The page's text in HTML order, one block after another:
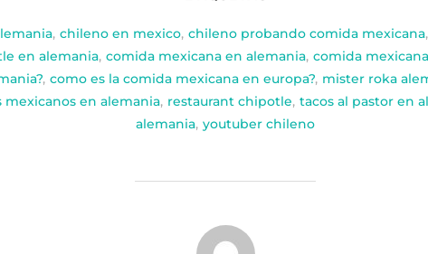
, chileno en mexico, chileno probando comida mexicana,
en alemania, comida mexicana en alemania, comida
, como es la comida mexicana en europa?, mister roka
mexicanos en alemania, restaurant chipotle, tacos al pastor en
alemania, youtuber chileno
AUTOR DE LA PUBLICACIÓN